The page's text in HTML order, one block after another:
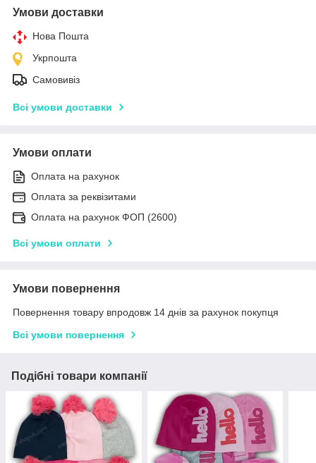
Умови доставки
Нова Пошта
Укрпошта
Самовивіз
Всі умови доставки
Умови оплати
Оплата на рахунок
Оплата за реквізитами
Оплата на рахунок ФОП (2600)
Всі умови оплати
Умови повернення
Повернення товару впродовж 14 днів за рахунок покупця
Всі умови повернення
Подібні товари компанії